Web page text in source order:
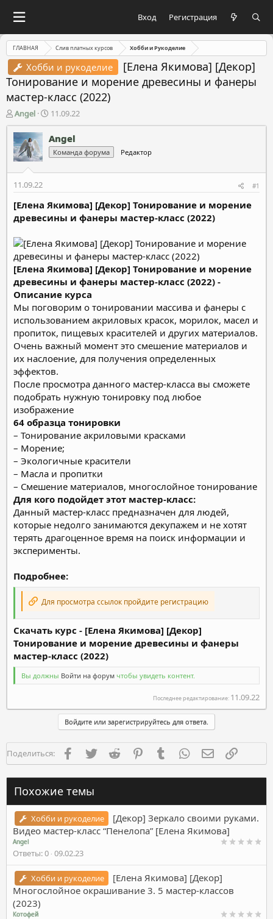
Вход Регистрация
ГЛАВНАЯ Слив платных курсов Хобби и Рукоделие
Хобби и рукоделие
[Елена Якимова] [Декор]
Тонирование и морение древесины и фанеры
мастер-класс (2022)
А
в
т
о
р
м
ы
Angel
Д
а
т
а
н
а
л
а
11.09.22
Angel
Команда форума Редактор
11.09.22 #1
[Елена Якимова] [Декор] Тонирование и морение
древесины и фанеры мастер-класс (2022)
[Елена Якимова] [Декор] Тонирование и морение
древесины и фанеры мастер-класс (2022) -
Описание курса
Мы поговорим о тонировании массива и фанеры с
использованием акриловых красок, морилок, масел и
пропиток, пищевых красителей и других материалов.
Очень важный момент это смешение материалов и
их наслоение, для получения определенных
эффектов.
После просмотра данного мастер-класса вы сможете
подобрать нужную тонировку под любое
изображение
64 образца тонировки
– Тонирование акриловыми красками
– Морение;
– Экологичные красители
– Масла и пропитки
– Смешение материалов, многослойное тонирование
Для кого подойдет этот мастер-класс:
Данный мастер-класс предназначен для людей,
которые недолго занимаются декупажем и не хотят
терять драгоценное время на поиск информации и
эксперименты.
Подробнее:
Для просмотра ссылок пройдите регистрацию
Скачать курс - [Елена Якимова] [Декор]
Тонирование и морение древесины и фанеры
мастер-класс (2022)
Вы должны Войти на форум чтобы увидеть контент.
Последнее редактирование: 11.09.22
Войдите или зарегистрируйтесь для ответа.
Поделиться: FacebookTwitter Reddit PinterestTumblr WhatsAppЭлектронная
Похожие темы
Хобби и рукоделие
[Декор] Зеркало своими руками.
Видео мастер-класс “Пенелопа” [Елена Якимова]
Angel
Ответы 0 09.02.23
Хобби и рукоделие
[Елена Якимова] [Декор]
Многослойное окрашивание 3. 5 мастер-классов
(2023)
Котофей